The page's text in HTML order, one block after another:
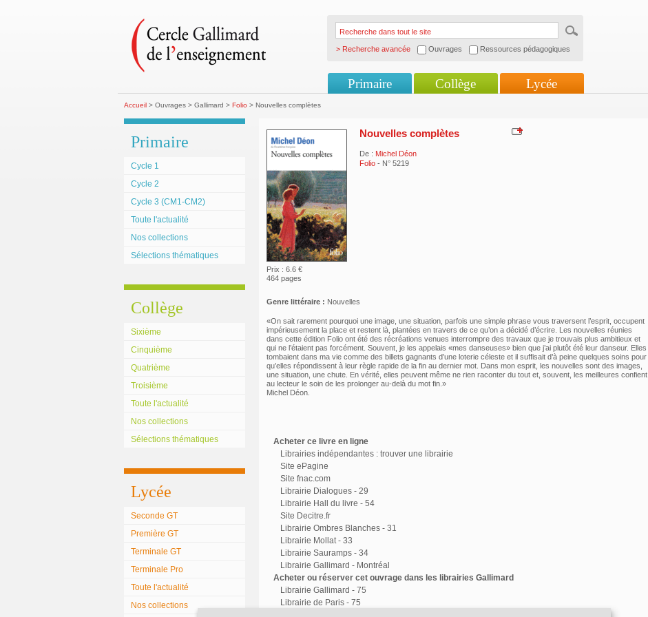
> Recherche avancée Ouvrages Ressources pédagogiques
Primaire Collège Lycée
Accueil> Ouvrages > Gallimard > Folio > Nouvelles complètes
Primaire
Cycle 1
Cycle 2
Cycle 3 (CM1-CM2)
Toute l'actualité
Nos collections
Sélections thématiques
Collège
Sixième
Cinquième
Quatrième
Troisième
Toute l'actualité
Nos collections
Sélections thématiques
Lycée
Seconde GT
Première GT
Terminale GT
Terminale Pro
Toute l'actualité
Nos collections
Prix : 6.6 €
464 pages
Nouvelles complètes
De : Michel Déon
Folio - N° 5219
Genre littéraire : Nouvelles
«On sait rarement pourquoi une image, une situation, parfois une simple phrase vous traversent l’esprit, occupent
impérieusement la place et restent là, plantées en travers de ce qu’on a décidé d’écrire. Les nouvelles réunies
dans cette édition Folio ont été des récréations venues interrompre des travaux que je trouvais plus ambitieux et
qui ne l’étaient pas forcément. Souvent, je les appelais «mes danseuses» bien que j’ai plutôt été leur danseur. Elles
tombaient dans ma vie comme des billets gagnants d’une loterie céleste et il suffisait d’à peine quelques soins pour
qu’elles répondissent à leur règle rapide de la fin au dernier mot. Dans mon esprit, les nouvelles sont des images,
une situation, une chute. En vérité, elles peuvent même ne rien raconter du tout et, souvent, les meilleures confient
au lecteur le soin de les prolonger au-delà du mot fin.»
Michel Déon.
Acheter ce livre en ligne
Librairies indépendantes : trouver une librairie
Site ePagine
Site fnac.com
Librairie Dialogues - 29
Librairie Hall du livre - 54
Site Decitre.fr
Librairie Ombres Blanches - 31
Librairie Mollat - 33
Librairie Sauramps - 34
Librairie Gallimard - Montréal
Acheter ou réserver cet ouvrage dans les librairies Gallimard
Librairie Gallimard - 75
Librairie de Paris - 75